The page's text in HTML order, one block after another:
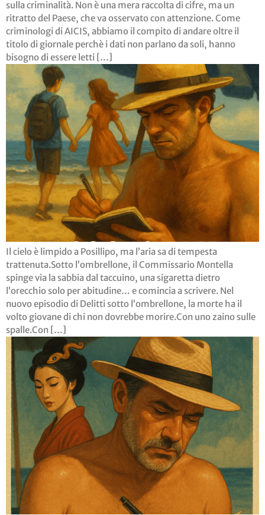
sulla criminalità. Non è una mera raccolta di cifre, ma un
ritratto del Paese, che va osservato con attenzione. Come
criminologi di AICIS, abbiamo il compito di andare oltre il
titolo di giornale perchè i dati non parlano da soli, hanno
bisogno di essere letti […]
Il cielo è limpido a Posillipo, ma l’aria sa di tempesta
trattenuta.Sotto l’ombrellone, il Commissario Montella
spinge via la sabbia dal taccuino, una sigaretta dietro
l’orecchio solo per abitudine… e comincia a scrivere. Nel
nuovo episodio di Delitti sotto l’ombrellone, la morte ha il
volto giovane di chi non dovrebbe morire.Con uno zaino sulle
spalle.Con […]